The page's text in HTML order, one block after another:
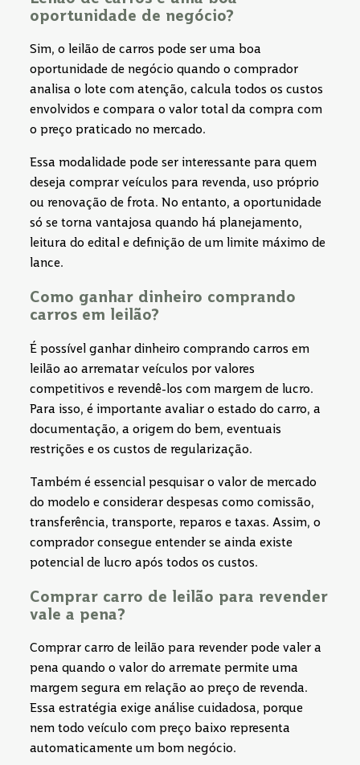
oportunidade de negócio?
Sim, o leilão de carros pode ser uma boa
oportunidade de negócio quando o comprador
analisa o lote com atenção, calcula todos os custos
envolvidos e compara o valor total da compra com
o preço praticado no mercado.
Essa modalidade pode ser interessante para quem
deseja comprar veículos para revenda, uso próprio
ou renovação de frota. No entanto, a oportunidade
só se torna vantajosa quando há planejamento,
leitura do edital e definição de um limite máximo de
lance.
Como ganhar dinheiro comprando
carros em leilão?
É possível ganhar dinheiro comprando carros em
leilão ao arrematar veículos por valores
competitivos e revendê-los com margem de lucro.
Para isso, é importante avaliar o estado do carro, a
documentação, a origem do bem, eventuais
restrições e os custos de regularização.
Também é essencial pesquisar o valor de mercado
do modelo e considerar despesas como comissão,
transferência, transporte, reparos e taxas. Assim, o
comprador consegue entender se ainda existe
potencial de lucro após todos os custos.
Comprar carro de leilão para revender
vale a pena?
Comprar carro de leilão para revender pode valer a
pena quando o valor do arremate permite uma
margem segura em relação ao preço de revenda.
Essa estratégia exige análise cuidadosa, porque
nem todo veículo com preço baixo representa
automaticamente um bom negócio.